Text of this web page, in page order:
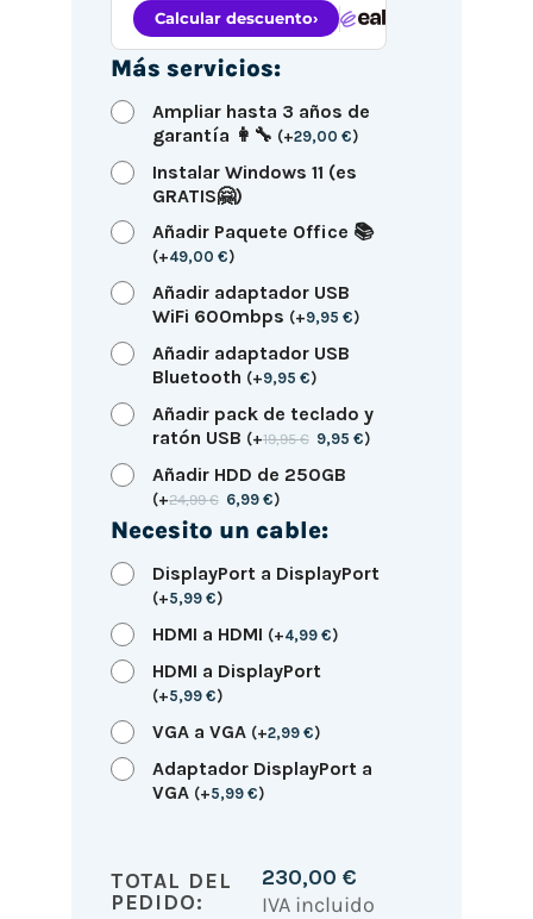
Más servicios:
Ampliar hasta 3 años de
garantía 👩‍🔧 (+29,00 €)
Instalar Windows 11 (es
GRATIS🤗)
Añadir Paquete Office 📚
(+49,00 €)
Añadir adaptador USB
WiFi 600mbps (+9,95 €)
Añadir adaptador USB
Bluetooth (+9,95 €)
Añadir pack de teclado y
ratón USB (+19,95€ 9,95€)
Añadir HDD de 250GB
(+24,99€ 6,99€)
Necesito un cable:
DisplayPort a DisplayPort
(+5,99 €)
HDMI a HDMI (+4,99 €)
HDMI a DisplayPort
(+5,99 €)
VGA a VGA (+2,99 €)
Adaptador DisplayPort a
VGA (+5,99 €)
TOTAL DEL
PEDIDO:
230,00 €
IVA incluido